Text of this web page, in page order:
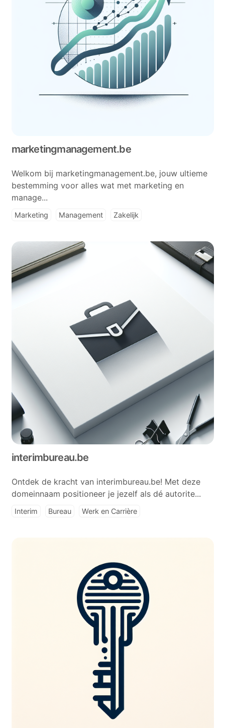
marketingmanagement.be
Welkom bij marketingmanagement.be, jouw ultieme
bestemming voor alles wat met marketing en
manage...
Marketing Management Zakelijk
interimbureau.be
Ontdek de kracht van interimbureau.be! Met deze
domeinnaam positioneer je jezelf als dé autorite...
Interim Bureau Werk en Carrière